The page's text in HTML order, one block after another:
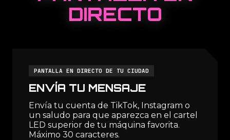
DIRECTO
PANTALLA EN DIRECTO DE TU CIUDAD
ENVÍA TU MENSAJE
Envía tu cuenta de TikTok, Instagram o
un saludo para que aparezca en el cartel
LED superior de tu máquina favorita.
Máximo 30 caracteres.